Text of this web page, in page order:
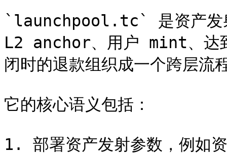
`launchpool.tc` 是资产发射
L2 anchor、用户 mint、达
闭时的退款组织成一个跨层流
它的核心语义包括：
1. 部署资产发射参数，例如